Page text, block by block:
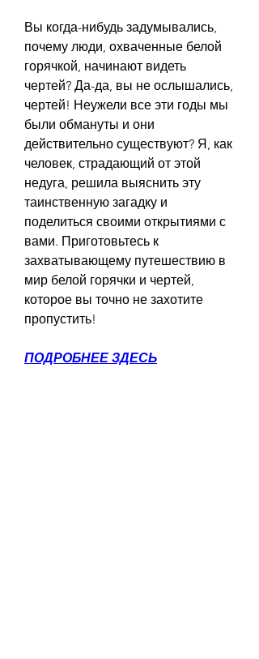
Вы когда-нибудь задумывались,
почему люди, охваченные белой
горячкой, начинают видеть
чертей? Да-да, вы не ослышались,
чертей! Неужели все эти годы мы
были обмануты и они
действительно существуют? Я, как
человек, страдающий от этой
недуга, решила выяснить эту
таинственную загадку и
поделиться своими открытиями с
вами. Приготовьтесь к
захватывающему путешествию в
мир белой горячки и чертей,
которое вы точно не захотите
пропустить!
ПОДРОБНЕЕ ЗДЕСЬ